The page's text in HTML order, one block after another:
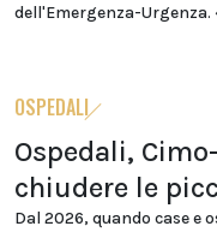
dell'Emergenza-Urgenza.
OSPEDALI
Ospedali,
chiudere le
Dal 2026, quando case e